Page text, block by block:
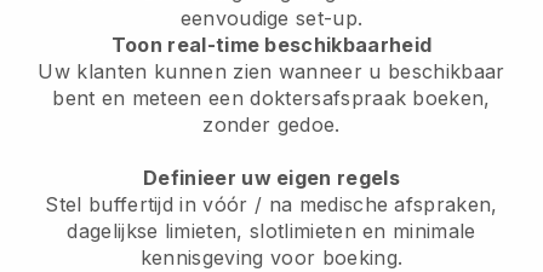
eenvoudige set-up.
Toon real-time beschikbaarheid
Uw klanten kunnen zien wanneer u beschikbaar
bent en meteen een doktersafspraak boeken,
zonder gedoe.
Definieer uw eigen regels
Stel buffertijd in vóór / na medische afspraken,
dagelijkse limieten, slotlimieten en minimale
kennisgeving voor boeking.